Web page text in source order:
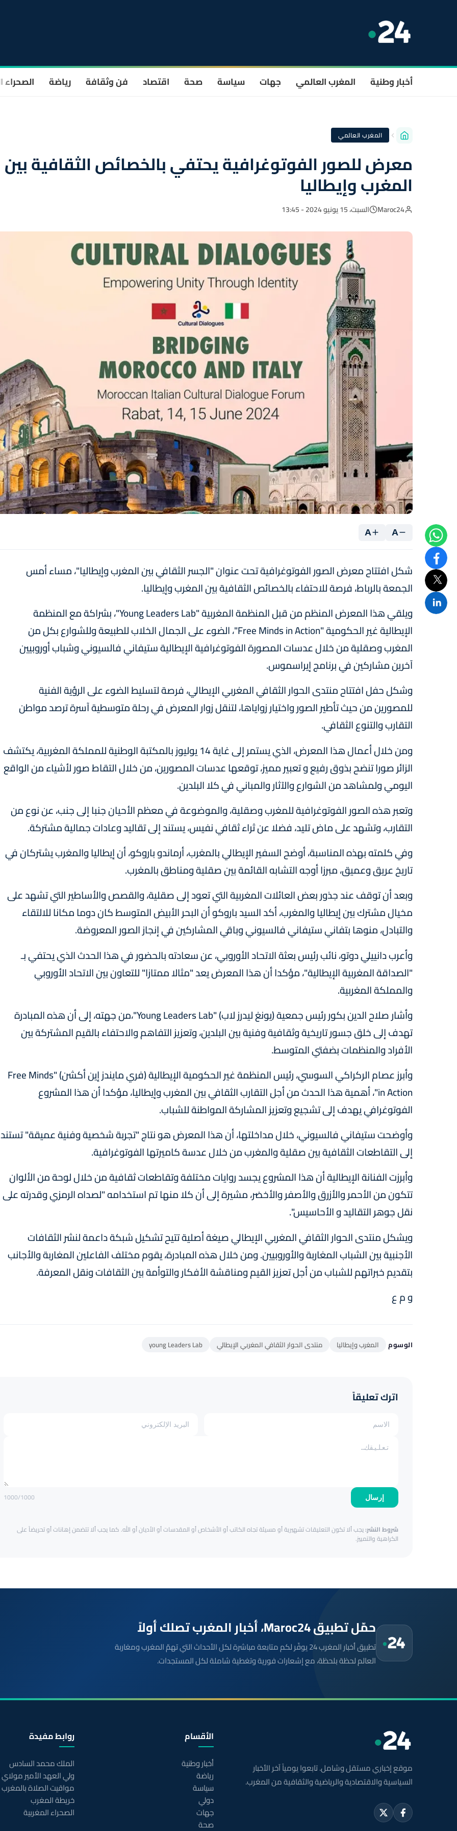
أخبار وطنية المغرب العالمي جهات سياسة صحة اقتصاد فن وثقافة رياضة الصحراء
المغرب العالمي
معرض للصور الفوتوغرافية يحتفي بالخصائص الثقافية بين
المغرب وإيطاليا
Maroc24 السبت، 15 يونيو 2024 - 13:45
A
A
شكل افتتاح معرض الصور الفوتوغرافية تحت عنوان "الجسر الثقافي بين المغرب وإيطاليا"، مساء أمس
الجمعة بالرباط، فرصة للاحتفاء بالخصائص الثقافية بين المغرب وإيطاليا.
ويلقي هذا المعرض المنظم من قبل المنظمة المغربية "Young Leaders Lab"، بشراكة مع المنظمة
الإيطالية غير الحكومية "Free Minds in Action"، الضوء على الجمال الخلاب للطبيعة وللشوارع بكل من
المغرب وصقلية من خلال عدسات المصورة الفوتوغرافية الإيطالية ستيفاني فالسيوني وشباب أوروبيين
آخرين مشاركين في برنامج إيراسموس.
وشكل حفل افتتاح منتدى الحوار الثقافي المغربي الإيطالي، فرصة لتسليط الضوء على الرؤية الفنية
للمصورين من حيث تأطير الصور واختيار زواياها، لتنقل زوار المعرض في رحلة متوسطية آسرة ترصد مواطن
التقارب والتنوع الثقافي.
ومن خلال أعمال هذا المعرض، الذي يستمر إلى غاية 14 يوليوز بالمكتبة الوطنية للمملكة المغربية، يكتشف
الزائر صورا تنضح بذوق رفيع و تعبير مميز، توقعها عدسات المصورين، من خلال التقاط صور لأشياء من الواقع
اليومي ولمشاهد من الشوارع والآثار والمباني في كلا البلدين.
وتعبر هذه الصور الفوتوغرافية للمغرب وصقلية، والموضوعة في معظم الأحيان جنبا إلى جنب، عن نوع من
التقارب، وتشهد على ماض تليد، فضلا عن ثراء ثقافي نفيس، يستند إلى تقاليد وعادات جمالية مشتركة.
وفي كلمته بهذه المناسبة، أوضح السفير الإيطالي بالمغرب، أرماندو باروكو، أن إيطاليا والمغرب يشتركان في
تاريخ عريق وعميق، مبرزا أوجه التشابه القائمة بين صقلية ومناطق بالمغرب.
وبعد أن توقف عند جذور بعض العائلات المغربية التي تعود إلى صقلية، والقصص والأساطير التي تشهد على
مخيال مشترك بين إيطاليا والمغرب، أكد السيد باروكو أن البحر الأبيض المتوسط كان دوما مكانا للالتقاء
والتبادل، منوها بتفاني ستيفاني فالسيوني وباقي المشاركين في إنجاز الصور المعروضة.
وأعرب دانييلي دوتو، نائب رئيس بعثة الاتحاد الأوروبي، عن سعادته بالحضور في هذا الحدث الذي يحتفي بـ
"الصداقة المغربية الإيطالية"، مؤكدا أن هذا المعرض يعد "مثالا ممتازا" للتعاون بين الاتحاد الأوروبي
والمملكة المغربية.
وأشار صلاح الدين بكور رئيس جمعية (يونغ ليدرز لاب) "Young Leaders Lab"،من جهته، إلى أن هذه المبادرة
تهدف إلى خلق جسور تاريخية وثقافية وفنية بين البلدين، وتعزيز التفاهم والاحتفاء بالقيم المشتركة بين
الأفراد والمنظمات بضفتي المتوسط.
وأبرز عصام الركراكي السوسي، رئيس المنظمة غير الحكومية الإيطالية (فري مايندز إين أكشن) "Free Minds
in Action"، أهمية هذا الحدث من أجل التقارب الثقافي بين المغرب وإيطاليا، مؤكدا أن هذا المشروع
الفوتوغرافي يهدف إلى تشجيع وتعزيز المشاركة المواطنة للشباب.
وأوضحت ستيفاني فالسيوني، خلال مداخلتها، أن هذا المعرض هو نتاج "تجربة شخصية وفنية عميقة" تستند
إلى التقاطعات الثقافية بين صقلية والمغرب من خلال عدسة كاميرتها الفوتوغرافية.
وأبرزت الفنانة الإيطالية أن هذا المشروع يجسد روايات مختلفة وتقاطعات ثقافية من خلال لوحة من الألوان
تتكون من الأحمر والأزرق والأصفر والأخضر، مشيرة إلى أن كلا منها تم استخدامه "لصداه الرمزي وقدرته على
نقل جوهر التقاليد و الأحاسيس".
ويشكل منتدى الحوار الثقافي المغربي الإيطالي صيغة أصلية تتيح تشكيل شبكة داعمة لنشر الثقافات
الأجنبية بين الشباب المغاربة والأوروبيين. ومن خلال هذه المبادرة، يقوم مختلف الفاعلين المغاربة والأجانب
بتقديم خبراتهم للشباب من أجل تعزيز القيم ومناقشة الأفكار والتوأمة بين الثقافات ونقل المعرفة.
و م ع
الوسوم المغرب وإيطاليا منتدى الحوار الثقافي المغربي الإيطالي young Leaders Lab
اترك تعليقاً
إرسال 1000/1000
شروط النشر:يجب ألا تكون التعليقات تشهيرية أو مسيئة تجاه الكاتب أو الأشخاص أو المقدسات أو الأديان أو الله. كما يجب ألا تتضمن إهانات أو تحريضاً على
الكراهية والتمييز.
حمّل تطبيق Maroc24، أخبار المغرب تصلك أولاً
تطبيق أخبار المغرب 24 يوفّر لكم متابعة مباشرة لكل الأحداث التي تهمّ المغرب ومغاربة
العالم لحظة بلحظة، مع إشعارات فورية وتغطية شاملة لكل المستجدات.
موقع إخباري مستقل وشامل. تابعوا يومياً آخر الأخبار
السياسية والاقتصادية والرياضية والثقافية من المغرب.
الأقسام
أخبار وطنية
رياضة
سياسة
دولي
جهات
صحة
روابط مفيدة
الملك محمد السادس
ولي العهد الأمير
مواقيت الصلاة بالمغرب
خريطة المغرب
الصحراء المغربية